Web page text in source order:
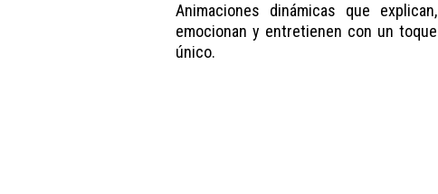
Animaciones dinámicas que explican,
emocionan y entretienen con un toque
único.